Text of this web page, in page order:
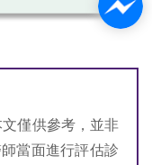
僅供參考，並非
當面進行評估診